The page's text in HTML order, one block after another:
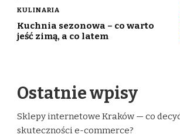
KULINARIA
Kuchnia sezonowa – co warto
jeść zimą, a co latem
Ostatnie wpisy
Sklepy internetowe Kraków — co
skuteczności e-commerce?